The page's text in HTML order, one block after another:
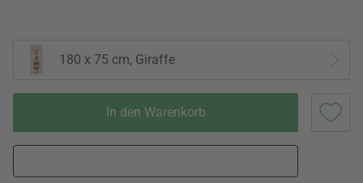
180 x 75 cm, Giraffe
In den Warenkorb